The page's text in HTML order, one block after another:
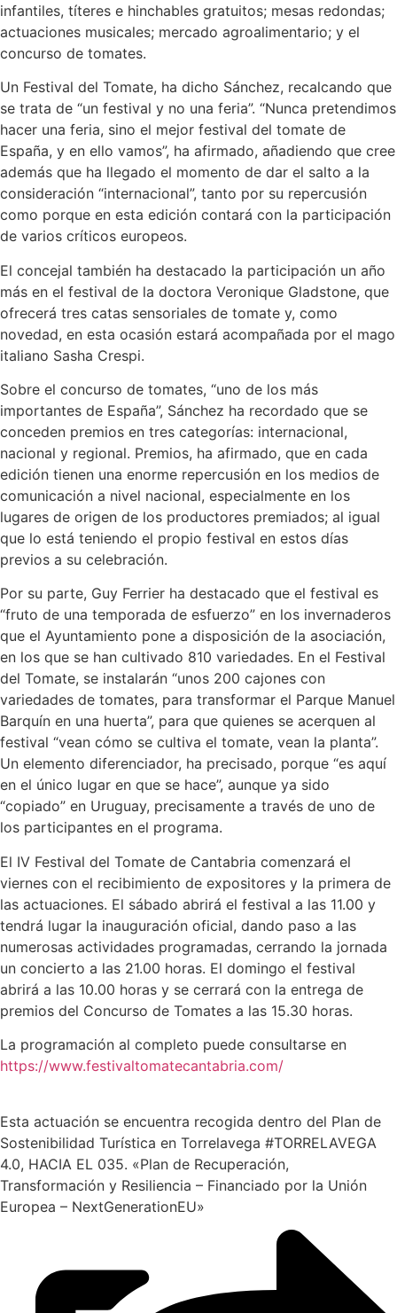
infantiles, títeres e hinchables gratuitos; mesas redondas;
actuaciones musicales; mercado agroalimentario; y el
concurso de tomates.
Un Festival del Tomate, ha dicho Sánchez, recalcando que
se trata de “un festival y no una feria”. “Nunca pretendimos
hacer una feria, sino el mejor festival del tomate de
España, y en ello vamos”, ha afirmado, añadiendo que cree
además que ha llegado el momento de dar el salto a la
consideración “internacional”, tanto por su repercusión
como porque en esta edición contará con la participación
de varios críticos europeos.
El concejal también ha destacado la participación un año
más en el festival de la doctora Veronique Gladstone, que
ofrecerá tres catas sensoriales de tomate y, como
novedad, en esta ocasión estará acompañada por el mago
italiano Sasha Crespi.
Sobre el concurso de tomates, “uno de los más
importantes de España”, Sánchez ha recordado que se
conceden premios en tres categorías: internacional,
nacional y regional. Premios, ha afirmado, que en cada
edición tienen una enorme repercusión en los medios de
comunicación a nivel nacional, especialmente en los
lugares de origen de los productores premiados; al igual
que lo está teniendo el propio festival en estos días
previos a su celebración.
Por su parte, Guy Ferrier ha destacado que el festival es
“fruto de una temporada de esfuerzo” en los invernaderos
que el Ayuntamiento pone a disposición de la asociación,
en los que se han cultivado 810 variedades. En el Festival
del Tomate, se instalarán “unos 200 cajones con
variedades de tomates, para transformar el Parque Manuel
Barquín en una huerta”, para que quienes se acerquen al
festival “vean cómo se cultiva el tomate, vean la planta”.
Un elemento diferenciador, ha precisado, porque “es aquí
en el único lugar en que se hace”, aunque ya sido
“copiado” en Uruguay, precisamente a través de uno de
los participantes en el programa.
El IV Festival del Tomate de Cantabria comenzará el
viernes con el recibimiento de expositores y la primera de
las actuaciones. El sábado abrirá el festival a las 11.00 y
tendrá lugar la inauguración oficial, dando paso a las
numerosas actividades programadas, cerrando la jornada
un concierto a las 21.00 horas. El domingo el festival
abrirá a las 10.00 horas y se cerrará con la entrega de
premios del Concurso de Tomates a las 15.30 horas.
La programación al completo puede consultarse en
https://www.festivaltomatecantabria.com/
Esta actuación se encuentra recogida dentro del Plan de
Sostenibilidad Turística en Torrelavega #TORRELAVEGA
4.0, HACIA EL 035. «Plan de Recuperación,
Transformación y Resiliencia – Financiado por la Unión
Europea – NextGenerationEU»